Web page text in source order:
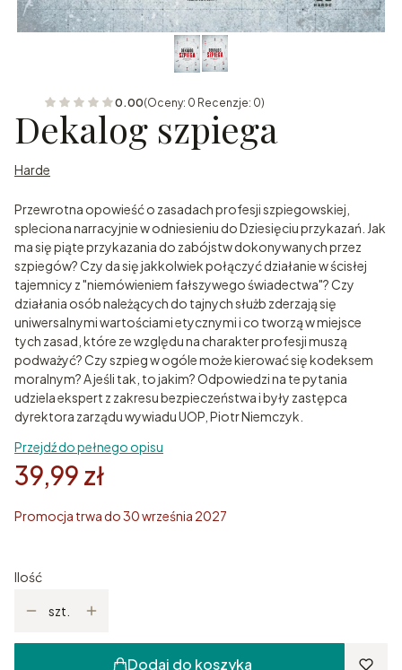
0.00(Oceny: 0 Recenzje: 0)
Dekalog szpiega
Harde
Przewrotna opowieść o zasadach profesji szpiegowskiej,
spleciona narracyjnie w odniesieniu do Dziesięciu przykazań. Jak
ma się piąte przykazania do zabójstw dokonywanych przez
szpiegów? Czy da się jakkolwiek połączyć działanie w ścisłej
tajemnicy z "niemówieniem fałszywego świadectwa"? Czy
działania osób należących do tajnych służb zderzają się
uniwersalnymi wartościami etycznymi i co tworzą w miejsce
tych zasad, które ze względu na charakter profesji muszą
podważyć? Czy szpieg w ogóle może kierować się kodeksem
moralnym? A jeśli tak, to jakim? Odpowiedzi na te pytania
udziela ekspert z zakresu bezpieczeństwa i były zastępca
dyrektora zarządu wywiadu UOP, Piotr Niemczyk.
Przejdź do pełnego opisu
39,99 zł
Promocja trwa do 30 września 2027
Ilość
szt.
Dodaj do koszyka